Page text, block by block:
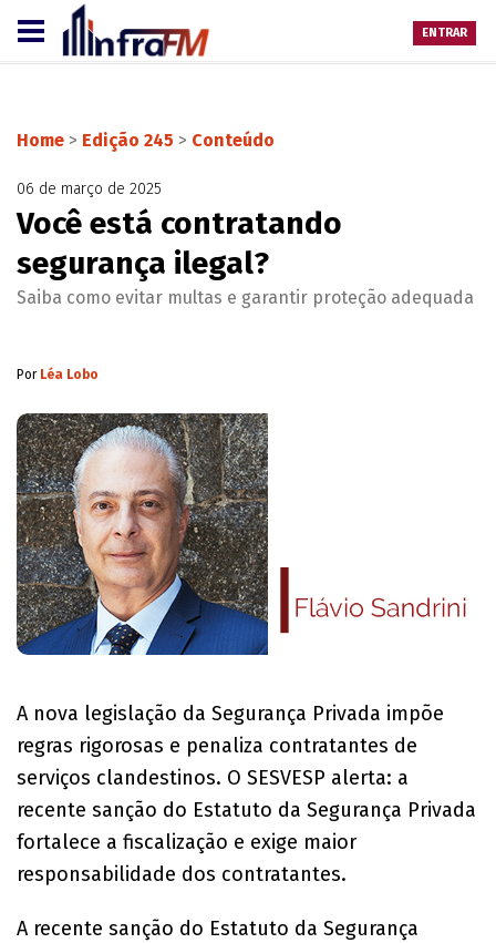
ENTRAR
Home > Edição 245 > Conteúdo
06 de março de 2025
Você está contratando
segurança ilegal?
Saiba como evitar multas e garantir proteção adequada
Por Léa Lobo
A nova legislação da Segurança Privada impõe
regras rigorosas e penaliza contratantes de
serviços clandestinos. O SESVESP alerta: a
recente sanção do Estatuto da Segurança Privada
fortalece a fiscalização e exige maior
responsabilidade dos contratantes.
A recente sanção do Estatuto da Segurança